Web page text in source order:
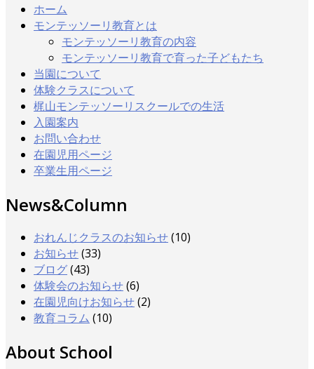
ホーム
モンテッソーリ教育とは
モンテッソーリ教育の内容
モンテッソーリ教育で育った子どもたち
当園について
体験クラスについて
梶山モンテッソーリスクールでの生活
入園案内
お問い合わせ
在園児用ページ
卒業生用ページ
News&Column
おれんじクラスのお知らせ(10)
お知らせ(33)
ブログ(43)
体験会のお知らせ(6)
在園児向けお知らせ(2)
教育コラム (10)
About School